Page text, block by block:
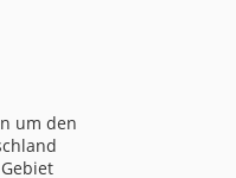
um den